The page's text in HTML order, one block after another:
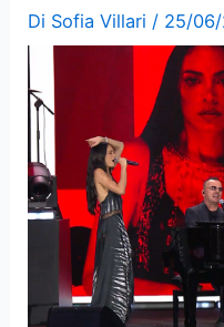
Di Sofia Villari / 25/